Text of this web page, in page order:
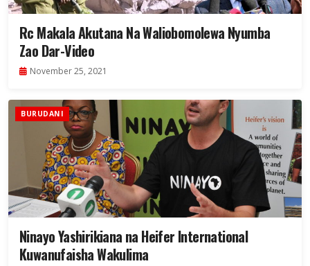
Rc Makala Akutana Na Waliobomolewa Nyumba
Zao Dar-Video
November 25, 2021
BURUDANI
Ninayo Yashirikiana na Heifer International
Kuwanufaisha Wakulima